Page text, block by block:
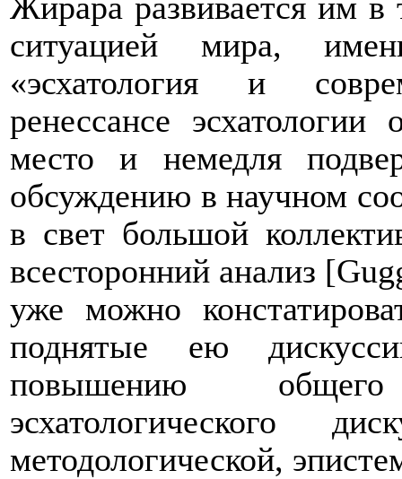
ситуацией мира,
«эсхатология и
ренессансе
место и немедля
обсуждению в научном
в свет большой
всесторонний анализ [
уже можно
поднятые ею
повышению
эсхатологического
методологической,